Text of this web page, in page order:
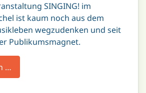
SINGING! im
ist kaum noch aus dem
wegzudenken und seit
Publikumsmagnet.
…